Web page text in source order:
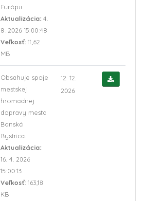
Európu.
Aktualizácia: 4.
8. 2026 15:00:48
Veľkosť: 11,62
MB
Obsahuje spoje
mestskej
hromadnej
dopravy mesta
Banská
Bystrica.
Aktualizácia:
16. 4. 2026
15:00:13
Veľkosť: 163,18
KB
12. 12.
2026